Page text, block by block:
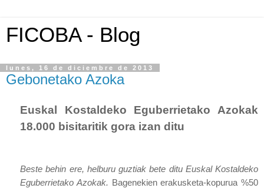
FICOBA - Blog
lunes, 16 de diciembre de 2013
Gebonetako Azoka
Euskal Kostaldeko Eguberrietako Azokak
18.000 bisitaritik gora izan ditu
Beste behin ere, helburu guztiak bete ditu Euskal Kostaldeko
Eguberrietako Azokak. Bagenekien erakusketa-kopurua %50